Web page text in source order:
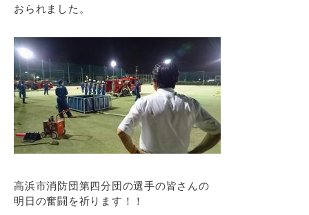
おられました。
高浜市消防団第四分団の選手の皆さんの
明日の奮闘を祈ります！！